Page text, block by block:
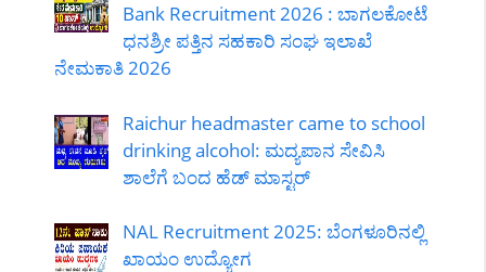
Bank Recruitment 2026 : ಬಾಗಲಕೋಟೆ
ಧನಶ್ರೀ ಪತ್ತಿನ ಸಹಕಾರಿ ಸಂಘ ಇಲಾಖೆ
ನೇಮಕಾತಿ 2026
Raichur headmaster came to school
drinking alcohol: ಮದ್ಯಪಾನ ಸೇವಿಸಿ
ಶಾಲೆಗೆ ಬಂದ ಹೆಡ್ ಮಾಸ್ಟರ್
NAL Recruitment 2025: ಬೆಂಗಳೂರಿನಲ್ಲಿ
ಖಾಯಂ ಉದ್ಯೋಗ